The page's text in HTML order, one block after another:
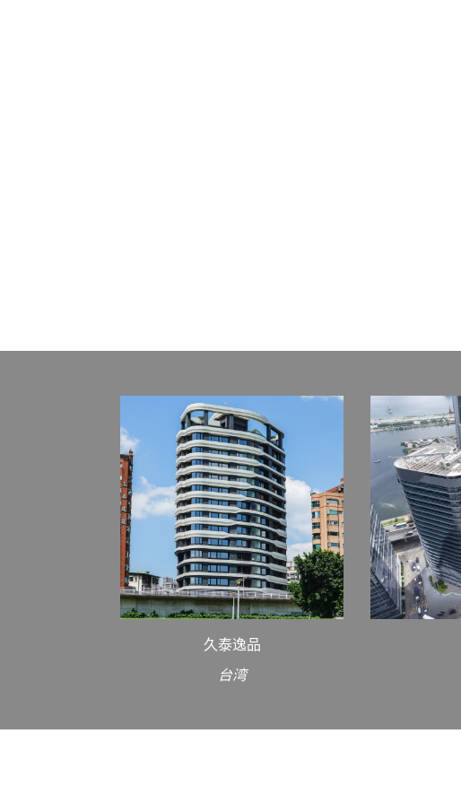
久泰逸品
台湾